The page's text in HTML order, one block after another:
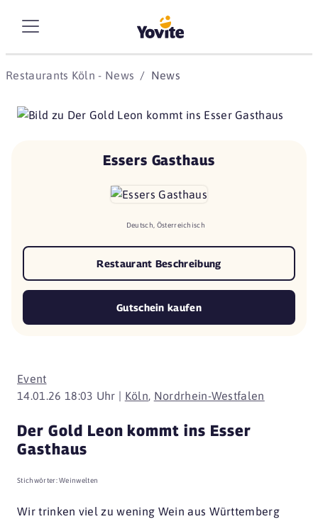
Restaurants Köln - News News
Event
14.01.26 18:03 Uhr | Köln, Nordrhein-Westfalen
Der Gold Leon kommt ins Esser
Gasthaus
Stichwörter:Weinwelten
Wir trinken viel zu wening Wein aus Württemberg
Essers Gasthaus
Deutsch, Österreichisch
Restaurant Beschreibung
Gutschein kaufen